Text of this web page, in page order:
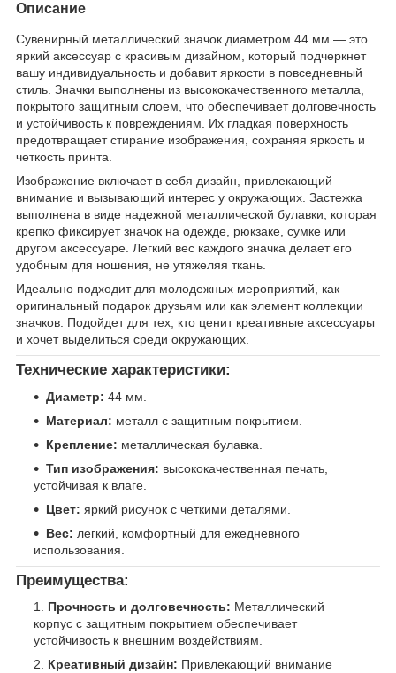
Описание
Сувенирный металлический значок диаметром 44 мм — это
яркий аксессуар с красивым дизайном, который подчеркнет
вашу индивидуальность и добавит яркости в повседневный
стиль. Значки выполнены из высококачественного металла,
покрытого защитным слоем, что обеспечивает долговечность
и устойчивость к повреждениям. Их гладкая поверхность
предотвращает стирание изображения, сохраняя яркость и
четкость принта.
Изображение включает в себя дизайн, привлекающий
внимание и вызывающий интерес у окружающих. Застежка
выполнена в виде надежной металлической булавки, которая
крепко фиксирует значок на одежде, рюкзаке, сумке или
другом аксессуаре. Легкий вес каждого значка делает его
удобным для ношения, не утяжеляя ткань.
Идеально подходит для молодежных мероприятий, как
оригинальный подарок друзьям или как элемент коллекции
значков. Подойдет для тех, кто ценит креативные аксессуары
и хочет выделиться среди окружающих.
Технические характеристики:
Диаметр: 44 мм.
Материал: металл с защитным покрытием.
Крепление: металлическая булавка.
Тип изображения: высококачественная печать,
устойчивая к влаге.
Цвет: яркий рисунок с четкими деталями.
Вес: легкий, комфортный для ежедневного
использования.
Преимущества:
Прочность и долговечность: Металлический
корпус с защитным покрытием обеспечивает
устойчивость к внешним воздействиям.
Креативный дизайн: Привлекающий внимание